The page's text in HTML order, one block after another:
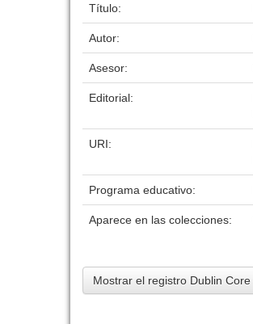
Título:
Autor:
Asesor:
Editorial:
URI:
Programa educativo:
Aparece en las colecciones:
Mostrar el registro Dublin